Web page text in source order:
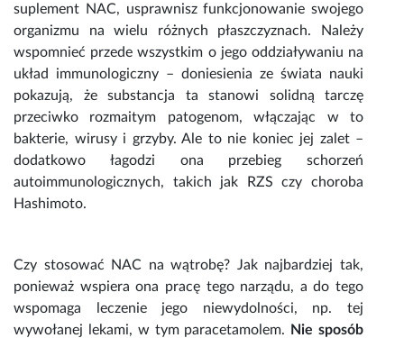
suplement NAC, usprawnisz funkcjonowanie swojego
organizmu na wielu różnych płaszczyznach. Należy
wspomnieć przede wszystkim o jego oddziaływaniu na
układ immunologiczny – doniesienia ze świata nauki
pokazują, że substancja ta stanowi solidną tarczę
przeciwko rozmaitym patogenom, włączając w to
bakterie, wirusy i grzyby. Ale to nie koniec jej zalet –
dodatkowo łagodzi ona przebieg schorzeń
autoimmunologicznych, takich jak RZS czy choroba
Hashimoto.
Czy stosować NAC na wątrobę? Jak najbardziej tak,
ponieważ wspiera ona pracę tego narządu, a do tego
wspomaga leczenie jego niewydolności, np. tej
wywołanej lekami, w tym paracetamolem. Nie sposób